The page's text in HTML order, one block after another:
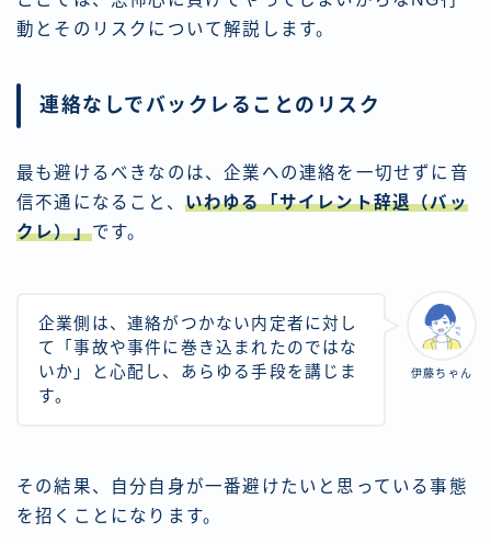
動とそのリスクについて解説します。
連絡なしでバックレることのリスク
最も避けるべきなのは、企業への連絡を一切せずに音
信不通になること、 いわゆる「サイレント辞退（バッ
クレ）」です。
伊藤ちゃん
企業側は、連絡がつかない内定者に対し
て「事故や事件に巻き込まれたのではな
いか」と心配し、あらゆる手段を講じま
す。
その結果、自分自身が一番避けたいと思っている事態
を招くことになります。匿名OK｜今すぐプロに無料相談｜違法